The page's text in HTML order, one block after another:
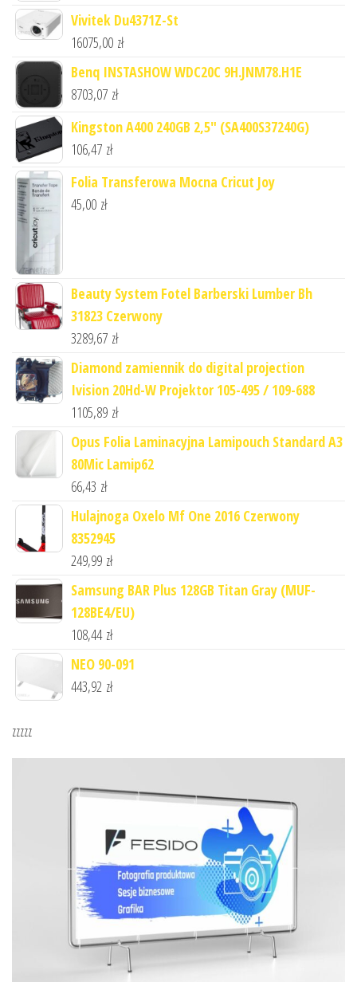
Vivitek Du4371Z-St
16075,00 zł
Benq INSTASHOW WDC20C 9H.JNM78.H1E
8703,07 zł
Kingston A400 240GB 2,5" (SA400S37240G)
106,47 zł
Folia Transferowa Mocna Cricut Joy
45,00 zł
Beauty System Fotel Barberski Lumber Bh
31823 Czerwony
3289,67 zł
Diamond zamiennik do digital projection
Ivision 20Hd-W Projektor 105-495 / 109-688
1105,89 zł
Opus Folia Laminacyjna Lamipouch Standard A3
80Mic Lamip62
66,43 zł
Hulajnoga Oxelo Mf One 2016 Czerwony
8352945
249,99 zł
Samsung BAR Plus 128GB Titan Gray (MUF-
128BE4/EU)
108,44 zł
NEO 90-091
443,92 zł
zzzzz